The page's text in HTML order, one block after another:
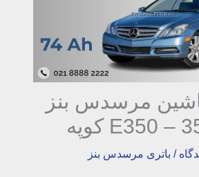
مرسدس بنز
/ باتری مرسدس بنز